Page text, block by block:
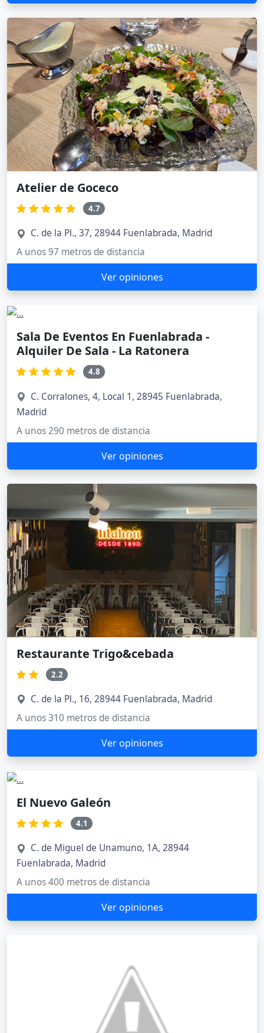
Atelier de Goceco
4.7
C. de la Pl., 37, 28944 Fuenlabrada, Madrid
A unos 97 metros de distancia
Ver opiniones
Sala De Eventos En Fuenlabrada -
Alquiler De Sala - La Ratonera
4.8
C. Corralones, 4, Local 1, 28945 Fuenlabrada,
Madrid
A unos 290 metros de distancia
Ver opiniones
Restaurante Trigo&cebada
2.2
C. de la Pl., 16, 28944 Fuenlabrada, Madrid
A unos 310 metros de distancia
Ver opiniones
El Nuevo Galeón
4.1
C. de Miguel de Unamuno, 1A, 28944
Fuenlabrada, Madrid
A unos 400 metros de distancia
Ver opiniones